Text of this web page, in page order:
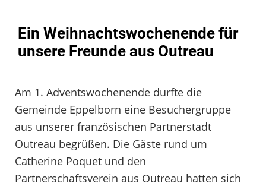
Ein Weihnachtswochenende für
unsere Freunde aus Outreau
Am 1. Adventswochenende durfte die
Gemeinde Eppelborn eine Besuchergruppe
aus unserer französischen Partnerstadt
Outreau begrüßen. Die Gäste rund um
Catherine Poquet und den
Partnerschaftsverein aus Outreau hatten sich